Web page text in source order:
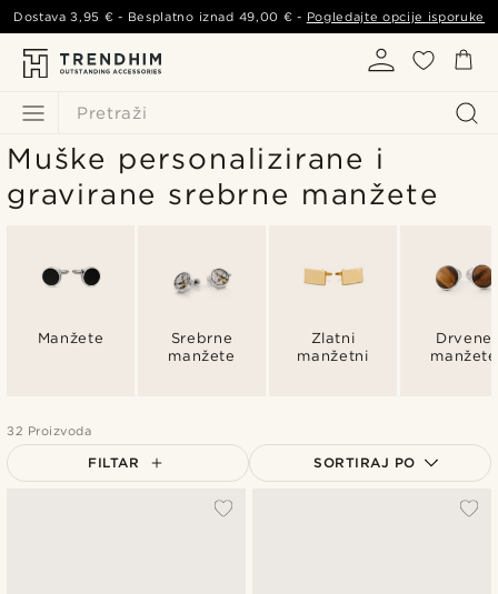
Pretraži
Dostava3,95 € - Besplatno iznad 49,00 € - Pogledajte opcije isporuke
Muške personalizirane i
gravirane srebrne manžete
Manžete
Srebrne
manžete
Zlatni
manžetni
Drvene
manžete
32 Proizvoda
FILTAR SORTIRAJ PO